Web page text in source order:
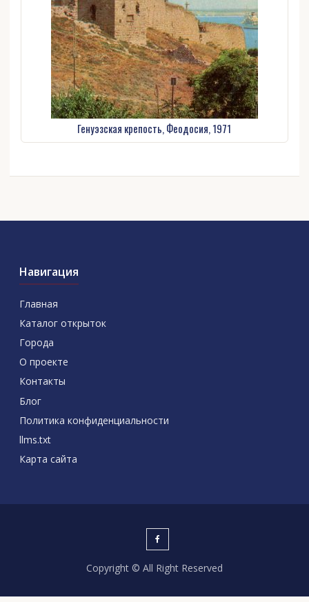
Генуэзская крепость, Феодосия, 1971
Навигация
Главная
Каталог открыток
Города
О проекте
Контакты
Блог
Политика конфиденциальности
llms.txt
Карта сайта
Copyright © All Right Reserved